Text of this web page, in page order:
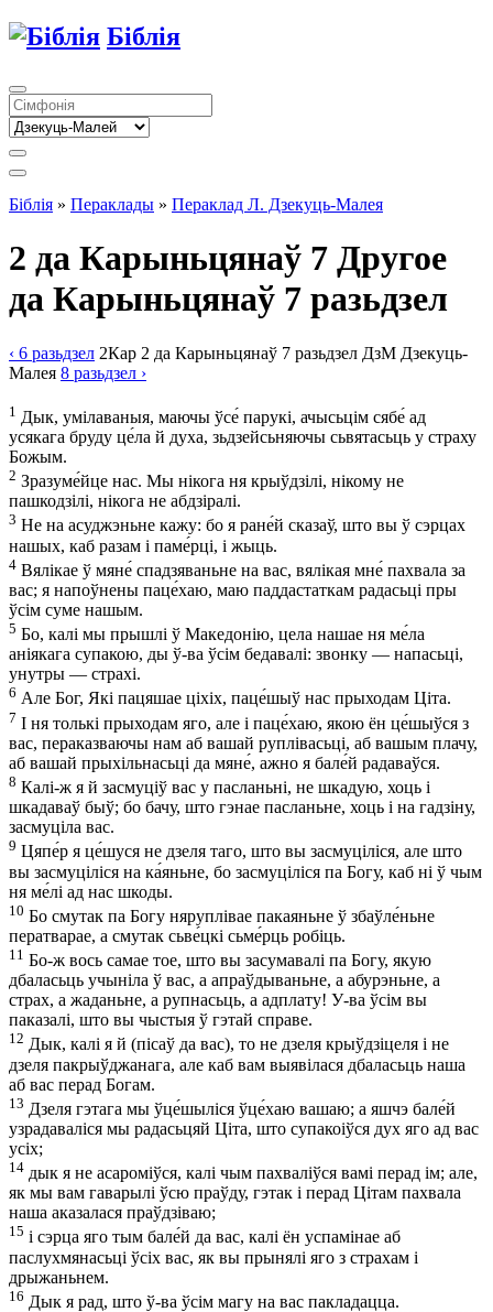
Біблія
Біблія » Пераклады » Пераклад Л. Дзекуць-Малея
2 да Карыньцянаў 7 Другое
да Карыньцянаў 7 разьдзел
‹ 6 разьдзел 2Кар 2 да Карыньцянаў 7 разьдзел ДзМ Дзекуць-
Малея 8 разьдзел ›
1 Дык, умілаваныя, маючы ўсе́ парукі, ачысьцім сябе́ ад
усякага бруду це́ла й духа, зьдзейсьняючы сьвятасьць у страху
Божым.
2 Зразуме́йце нас. Мы нікога ня крыўдзілі, нікому не
пашкодзілі, нікога не абдзіралі.
3 Не на асуджэньне кажу: бо я ране́й сказаў, што вы ў сэрцах
нашых, каб разам і паме́рці, і жыць.
4 Вялікае ў мяне́ спадзяваньне на вас, вялікая мне́ пахвала за
вас; я напоўнены паце́хаю, маю паддастаткам радасьці пры
ўсім суме нашым.
5 Бо, калі мы прышлі ў Македонію, цела нашае ня ме́ла
аніякага супакою, ды ў-ва ўсім бедавалі: звонку — напасьці,
унутры — страхі.
6 Але Бог, Які пацяшае ціхіх, паце́шыў нас прыходам Ціта.
7 І ня толькі прыходам яго, але і паце́хаю, якою ён це́шыўся з
вас, пераказваючы нам аб вашай руплівасьці, аб вашым плачу,
аб вашай прыхільнасьці да мяне́, ажно я бале́й радаваўся.
8 Калі-ж я й засмуціў вас у пасланьні, не шкадую, хоць і
шкадаваў быў; бо бачу, што гэнае пасланьне, хоць і на гадзіну,
засмуціла вас.
9 Цяпе́р я це́шуся не дзеля таго, што вы засмуціліся, але што
вы засмуціліся на ка́яньне, бо засмуціліся па Богу, каб ні ў чым
ня ме́лі ад нас шкоды.
10 Бо смутак па Богу няруплівае пакаяньне ў збаўле́ньне
ператварае, а смутак сьве́цкі сьме́рць робіць.
11 Бо-ж вось самае тое, што вы засумавалі па Богу, якую
дбаласьць учыніла ў вас, а апраўдываньне, а абурэньне, а
страх, а жаданьне, а рупнасьць, а адплату! У-ва ўсім вы
паказалі, што вы чыстыя ў гэтай справе.
12 Дык, калі я й (пісаў да вас), то не дзеля крыўдзіцеля і не
дзеля пакрыўджанага, але каб вам выявілася дбаласьць наша
аб вас перад Богам.
13 Дзеля гэтага мы ўце́шыліся ўце́хаю вашаю; а яшчэ бале́й
узрадаваліся мы радасьцяй Ціта, што супакоіўся дух яго ад вас
усіх;
14 дык я не асароміўся, калі чым пахваліўся вамі перад ім; але,
як мы вам гаварылі ўсю праўду, гэтак і перад Цітам пахвала
наша аказалася праўдзіваю;
15 і сэрца яго тым бале́й да вас, калі ён успамінае аб
паслухмянасьці ўсіх вас, як вы прынялі яго з страхам і
дрыжаньнем.
16 Дык я рад, што ў-ва ўсім магу на вас пакладацца.